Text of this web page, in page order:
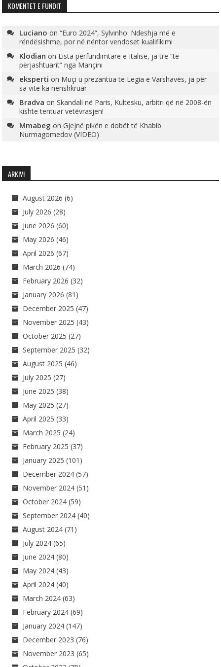
KOMENTET E FUNDIT
Luciano on“Euro 2024”, Sylvinho: Ndeshja më e
rëndësishme, por në nëntor vendoset kualifikimi
Klodian on Lista përfundimtare e Italisë, ja tre “të
përjashtuarit” nga Mançini
eksperti on Muçi u prezantua te Legia e Varshavës, ja për
sa vite ka nënshkruar
Bradva onSkandali në Paris, Kultesku, arbitri që në 2008-ën
kishte tentuar vetëvrasjen!
Mmabeg onGjejnë pikën e dobët të Khabib
Nurmagomedov (VIDEO)
ARKIVI
August 2026 (6)
July 2026 (28)
June 2026 (60)
May 2026 (46)
April 2026 (67)
March 2026 (74)
February 2026 (32)
January 2026 (81)
December 2025 (47)
November 2025 (43)
October 2025 (27)
September 2025 (32)
August 2025 (46)
July 2025 (27)
June 2025 (38)
May 2025 (27)
April 2025 (33)
March 2025 (24)
February 2025 (37)
January 2025 (101)
December 2024 (57)
November 2024 (51)
October 2024 (59)
September 2024 (40)
August 2024 (71)
July 2024 (65)
June 2024 (80)
May 2024 (43)
April 2024 (40)
March 2024 (63)
February 2024 (69)
January 2024 (147)
December 2023 (76)
November 2023 (65)